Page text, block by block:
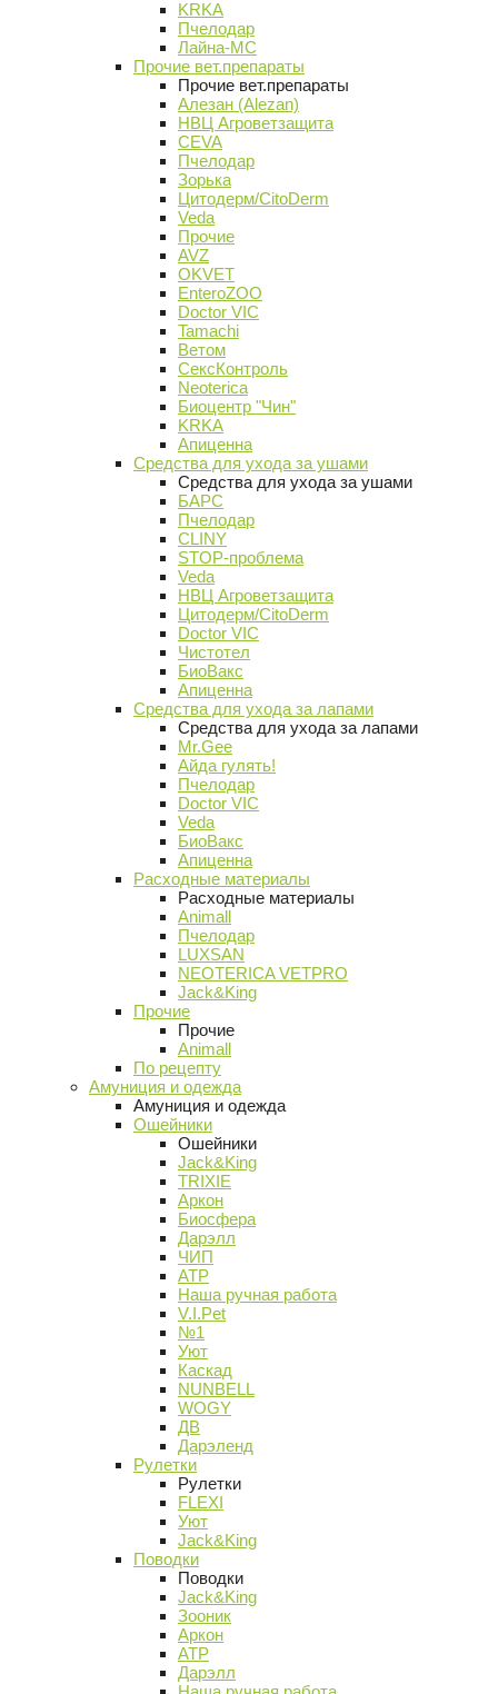
KRKA
Пчелодар
Лайна-МС
Прочие вет.препараты
Прочие вет.препараты
Алезан (Alezan)
НВЦ Агроветзащита
CEVA
Пчелодар
Зорька
Цитодерм/CitoDerm
Veda
Прочие
AVZ
OKVET
EnteroZOO
Doctor VIC
Tamachi
Ветом
СексКонтроль
Neoterica
Биоцентр "Чин"
KRKA
Апиценна
Средства для ухода за ушами
Средства для ухода за ушами
БАРС
Пчелодар
CLINY
STOP-проблема
Veda
НВЦ Агроветзащита
Цитодерм/CitoDerm
Doctor VIC
Чистотел
БиоВакс
Апиценна
Средства для ухода за лапами
Средства для ухода за лапами
Mr.Gee
Айда гулять!
Пчелодар
Doctor VIC
Veda
БиоВакс
Апиценна
Расходные материалы
Расходные материалы
Animall
Пчелодар
LUXSAN
NEOTERICA VETPRO
Jack&King
Прочие
Прочие
Animall
По рецепту
Амуниция и одежда
Амуниция и одежда
Ошейники
Ошейники
Jack&King
TRIXIE
Аркон
Биосфера
Дарэлл
ЧИП
АТР
Наша ручная работа
V.I.Pet
№1
Уют
Каскад
NUNBELL
WOGY
ДВ
Дарэленд
Рулетки
Рулетки
FLEXI
Уют
Jack&King
Поводки
Поводки
Jack&King
Зооник
Аркон
АТР
Дарэлл